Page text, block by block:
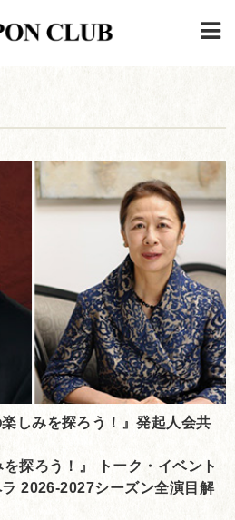
しみを探ろう！』発起人会共
探ろう！』 トーク・イベント
2026-2027シーズン全演目解
連絡先・駐車場
利用の方はこちら
›